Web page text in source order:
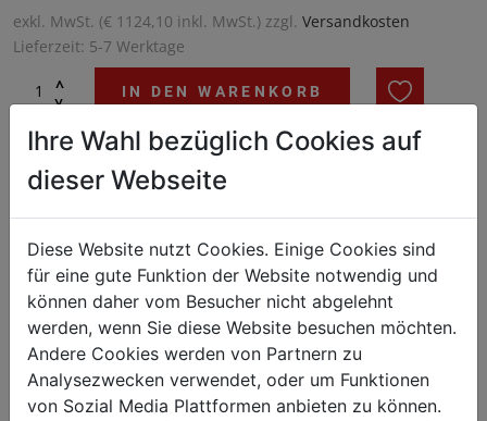
exkl. MwSt. (€ 1124,10 inkl. MwSt.) zzgl. Versandkosten
Lieferzeit: 5-7 Werktage
^
^
IN DEN WARENKORB
Eiswürfelbereiter der Serie C: Hohlkegel mittels Paddelsystem.
Bis zu 50 kg Eiswürfel können innerhalb von 24 Stunden
produziert werden – Ganz unkompliziert über einen
Festwasseranschluss.
Ihre Wahl bezüglich Cookies auf
dieser Webseite
Diese Website nutzt Cookies. Einige Cookies sind
für eine gute Funktion der Website notwendig und
können daher vom Besucher nicht abgelehnt
werden, wenn Sie diese Website besuchen möchten.
Andere Cookies werden von Partnern zu
Analysezwecken verwendet, oder um Funktionen
von Sozial Media Plattformen anbieten zu können.